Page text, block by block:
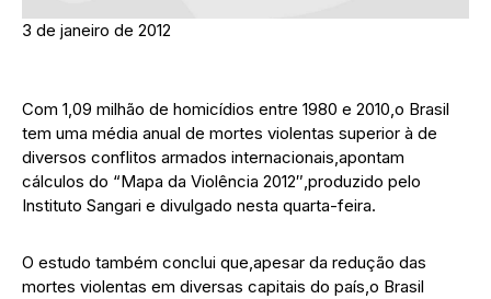
3 de janeiro de 2012
Com 1,09 milhão de homicídios entre 1980 e 2010,o Brasil
tem uma média anual de mortes violentas superior à de
diversos conflitos armados internacionais,apontam
cálculos do “Mapa da Violência 2012″,produzido pelo
Instituto Sangari e divulgado nesta quarta-feira.
O estudo também conclui que,apesar da redução das
mortes violentas em diversas capitais do país,o Brasil